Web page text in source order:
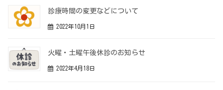
診療時間の変更などについて
2022年10月1日
火曜・土曜午後休診のお知らせ
2022年4月18日